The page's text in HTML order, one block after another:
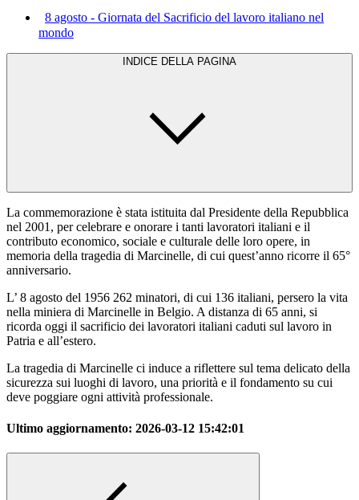
8 agosto - Giornata del Sacrificio del lavoro italiano nel
mondo
INDICE DELLA PAGINA
La commemorazione è stata istituita dal Presidente della Repubblica
nel 2001, per celebrare e onorare i tanti lavoratori italiani e il
contributo economico, sociale e culturale delle loro opere, in
memoria della tragedia di Marcinelle, di cui quest’anno ricorre il 65°
anniversario.
L’ 8 agosto del 1956 262 minatori, di cui 136 italiani, persero la vita
nella miniera di Marcinelle in Belgio. A distanza di 65 anni, si
ricorda oggi il sacrificio dei lavoratori italiani caduti sul lavoro in
Patria e all’estero.
La tragedia di Marcinelle ci induce a riflettere sul tema delicato della
sicurezza sui luoghi di lavoro, una priorità e il fondamento su cui
deve poggiare ogni attività professionale.
Ultimo aggiornamento: 2026-03-12 15:42:01